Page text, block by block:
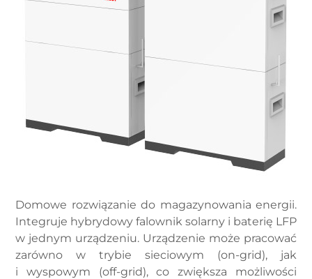
Domowe rozwiązanie do magazynowania energii.
Integruje hybrydowy falownik solarny i baterię LFP
w jednym urządzeniu. Urządzenie może pracować
zarówno w trybie sieciowym (on-grid), jak
i wyspowym (off-grid), co zwiększa możliwości